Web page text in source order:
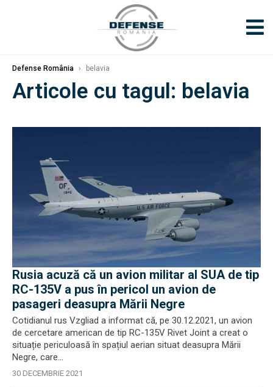
Defense România › belavia
Articole cu tagul: belavia
Rusia acuză că un avion militar al SUA de tip
RC-135V a pus în pericol un avion de
pasageri deasupra Mării Negre
Cotidianul rus Vzgliad a informat că, pe 30.12.2021, un avion
de cercetare american de tip RC-135V Rivet Joint a creat o
situație periculoasă în spațiul aerian situat deasupra Mării
Negre, care...
30 DECEMBRIE 2021